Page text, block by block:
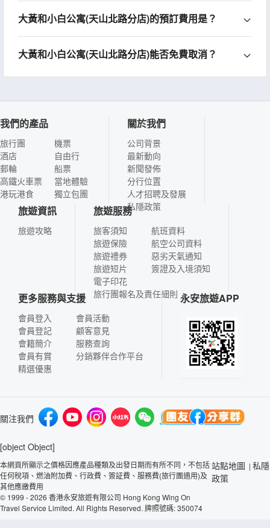
大黃和小白公寓(天山北路分店)的預訂費用是？
大黃和小白公寓(天山北路分店)能否免費取消？
我們的產品
旅行團
酒店
郵輪
高鐵火車票
港玩港食
機票
自由行
船票
當地體驗
獨立包團
關於我們
公司背景
最新動向
新聞發佈
分行位置
人才招聘及發展
私隱政策
旅遊資訊
旅遊攻略
旅遊服務
旅客須知
旅遊保險
旅遊禮券
旅遊短片
電子印花
航班資料
航空公司資料
惡劣天氣通知
簽證及入境須知
旅行團報名及責任細則
更多服務與支援
會員登入
會員登記
會籍簡介
會員有賞
精選優惠
會員活動
顧客意見
服務查詢
分銷夥伴合作平台
永安旅遊APP
關注我們
[object Object]
本網頁所顯示之價格因應產品種類及出發日期而有所不同，不包括
任何稅項、燃油附加費、行政費、簽証費、服務費(旅行團適用)及
其他應繳費用
© 1999 - 2026 香港永安旅遊有限公司 Hong Kong Wing On
Travel Service Limited. All Rights Reserved. 牌照號碼: 350074
站點地圖 | 私隱
政策